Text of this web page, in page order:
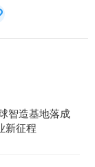
智造基地落成
新征程